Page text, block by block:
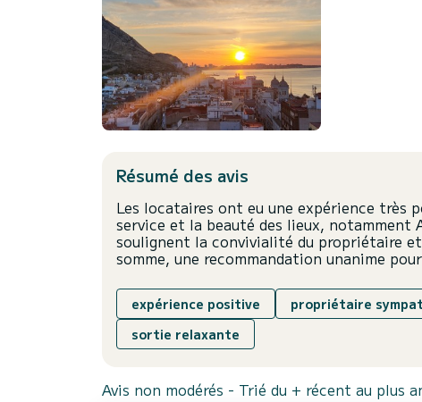
Résumé des avis
Les locataires ont eu une expérience très
service et la beauté des lieux, notamment
soulignent la convivialité du propriétaire
somme, une recommandation unanime
expérience positive propriétaire
sortie relaxante
Avis non modérés - Trié du + récent au plus